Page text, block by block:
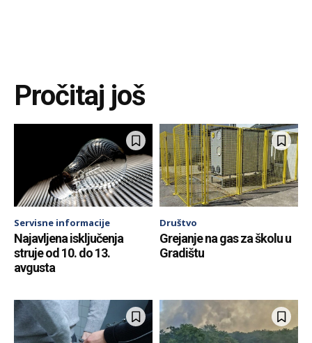
Pročitaj još
Servisne informacije
Najavljena isključenja
struje od 10. do 13.
avgusta
Društvo
Grejanje na gas za školu u
Gradištu